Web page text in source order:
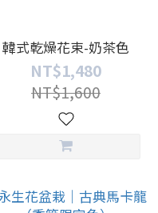
韓式乾燥花束-奶茶色
NT$1,480
NT$1,600